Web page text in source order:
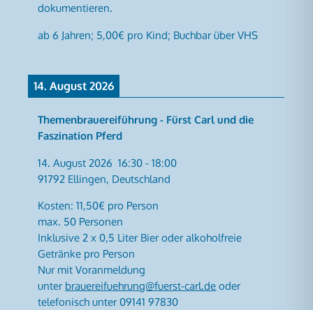
dokumentieren.
ab 6 Jahren; 5,00€ pro Kind; Buchbar über VHS
14. August 2026
Themenbrauereiführung - Fürst Carl und die
Faszination Pferd
14. August 2026 16:30 -18:00
91792 Ellingen, Deutschland
Kosten: 11,50€ pro Person
max. 50 Personen
Inklusive 2 x 0,5 Liter Bier oder alkoholfreie
Getränke pro Person
Nur mit Voranmeldung
unter brauereifuehrung@fuerst-carl.de oder
telefonisch unter 09141 97830